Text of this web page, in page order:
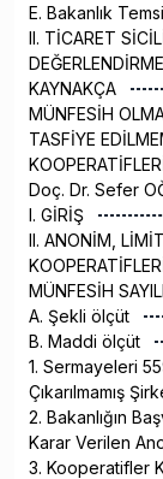
E. Bakanlık
II. TİCARET
KAYNAKÇA
MÜNFESİH
TASFİYE
Doç. Dr. Sefer
I. GİRİŞ
II. ANONİM,
MÜNFESİH
A. Şekli ölçüt
B. Maddi ölçüt
1. Sermayeleri
Çıkarılmamış
2. Bakanlığın
Karar Verilen
3. Kooperatifler